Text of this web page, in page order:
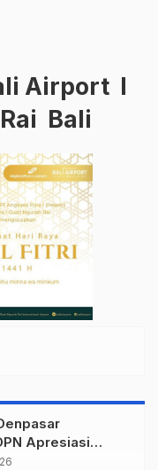
Airport I
Bali
Apresiasi
untuk Lindungi